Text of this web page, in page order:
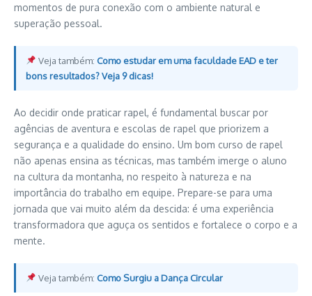
momentos de pura conexão com o ambiente natural e
superação pessoal.
Veja também:Como estudar em uma faculdade EAD e ter
bons resultados? Veja 9 dicas!
Ao decidir onde praticar rapel, é fundamental buscar por
agências de aventura e escolas de rapel que priorizem a
segurança e a qualidade do ensino. Um bom curso de rapel
não apenas ensina as técnicas, mas também imerge o aluno
na cultura da montanha, no respeito à natureza e na
importância do trabalho em equipe. Prepare-se para uma
jornada que vai muito além da descida: é uma experiência
transformadora que aguça os sentidos e fortalece o corpo e a
mente.
Veja também:Como Surgiu a Dança Circular